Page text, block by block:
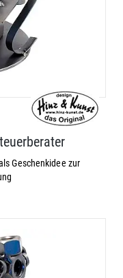
Geschenkidee zur